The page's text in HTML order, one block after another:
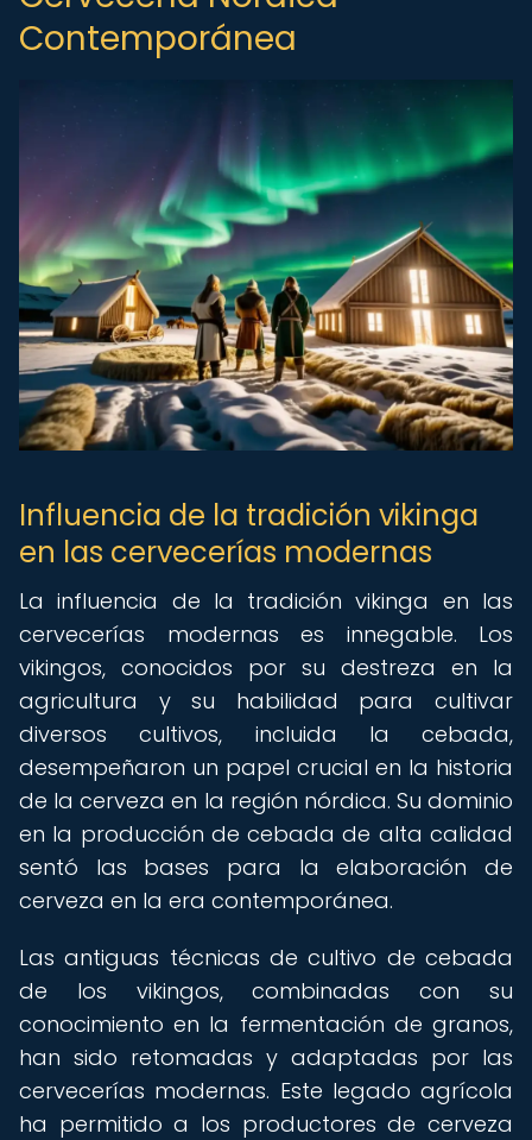
Contemporánea
Influencia de la tradición vikinga
en las cervecerías modernas
La influencia de la tradición vikinga en las
cervecerías modernas es innegable. Los
vikingos, conocidos por su destreza en la
agricultura y su habilidad para cultivar
diversos cultivos, incluida la cebada,
desempeñaron un papel crucial en la historia
de la cerveza en la región nórdica. Su dominio
en la producción de cebada de alta calidad
sentó las bases para la elaboración de
cerveza en la era contemporánea.
Las antiguas técnicas de cultivo de cebada
de los vikingos, combinadas con su
conocimiento en la fermentación de granos,
han sido retomadas y adaptadas por las
cervecerías modernas. Este legado agrícola
ha permitido a los productores de cerveza